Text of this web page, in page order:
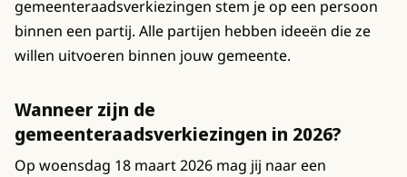
gemeenteraadsverkiezingen stem je op een persoon
binnen een partij. Alle partijen hebben ideeën die ze
willen uitvoeren binnen jouw gemeente.
Wanneer zijn de
gemeenteraadsverkiezingen in 2026?
Op woensdag 18 maart 2026 mag jij naar een